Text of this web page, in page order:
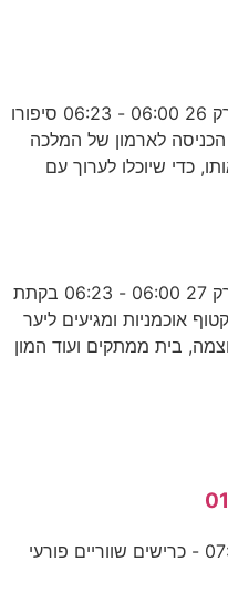
מועדון החברים של מיקי מאוס+ - פרק 26 06:00 - 06:23 סיפורו
לארמון של המלכה
כדי שיוכלו לערוך עם
מועדון החברים של מיקי מאוס+ - פרק 27 06:00 - 06:23 בקתת
אוכמניות ומגיעים ליער
בית ממתקים ועוד המון
06:14 - הפנתר השחור האמיתי 07:08 - כרישים שווריים פורעי